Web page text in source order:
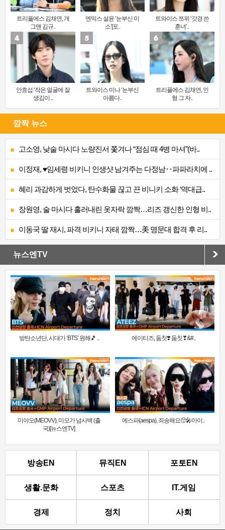
트리플에스 김채연, 개
그맨 김규..
엔믹스 설윤 ‘눈부신 미
소’[포..
트와이스 쯔위 ‘갓경 쓴
훈녀’..
안효섭 ‘작은 얼굴에 잘
생김이 ..
트와이스 미나 ‘눈부신
아름다..
트리플에스 김채연, 인
형 그 자..
깜짝 뉴스
고소영, 낮술 마시다 노량진서 쫓겨나 “점심 때 4병 마셔”(바..
이정재, ♥임세령 비키니 인생샷 남겨주는 다정남‥파파라치에 ..
혜리 과감하게 벗었다, 탄수화물 끊고 끈 비니키 소화 ‘역대급..
장원영, 술 마시다 흘러내린 옷자락 깜짝…리즈 갱신한 인형 비..
이동국 딸 재시, 파격 비키니 자태 깜짝…美 명문대 합격 후 리..
뉴스엔TV
방탄소년단, 시대가 ‘BTS’ 원해🎵 .. 에이티즈, 둠칫❣️ 둠칫❣&#..
미야오(MEOVV), 미모가 넘사벽 (출
국)[뉴스엔TV]
에스파(aespa), 죄송해요🥺🎤마이..
방송EN 뮤직EN 포토EN
생활.문화 스포츠 IT.게임
경제 정치 사회